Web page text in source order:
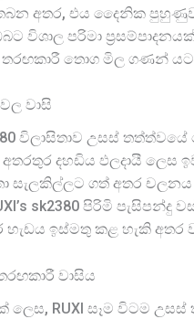
අතර, එය දෛනික පුහුණුව
විශාල පරිමා
තරඟකාරී තොග මිල ගණන්
වාසි
විලාසිතාව උසස්
දහඩිය ඵලදායී ලෙස
සැලකිල්ලට ගත් අතර
sk2380 පිරිමි පැසිපන්දු
ඉස්මතු කළ හැකි අතර
වාසිය
ලෙස, RUXI සෑම විටම